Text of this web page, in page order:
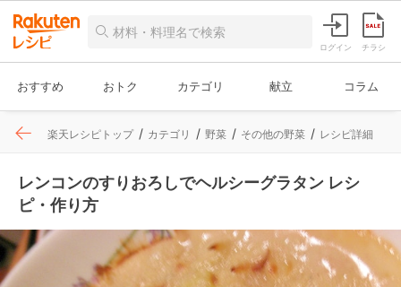
ログイン チラシ
おすすめ おトク カテゴリ 献立 コラム
楽天レシピトップ カテゴリ 野菜 その他の野菜 レシピ詳細
レンコンのすりおろしでヘルシーグラタン レシ
ピ・作り方